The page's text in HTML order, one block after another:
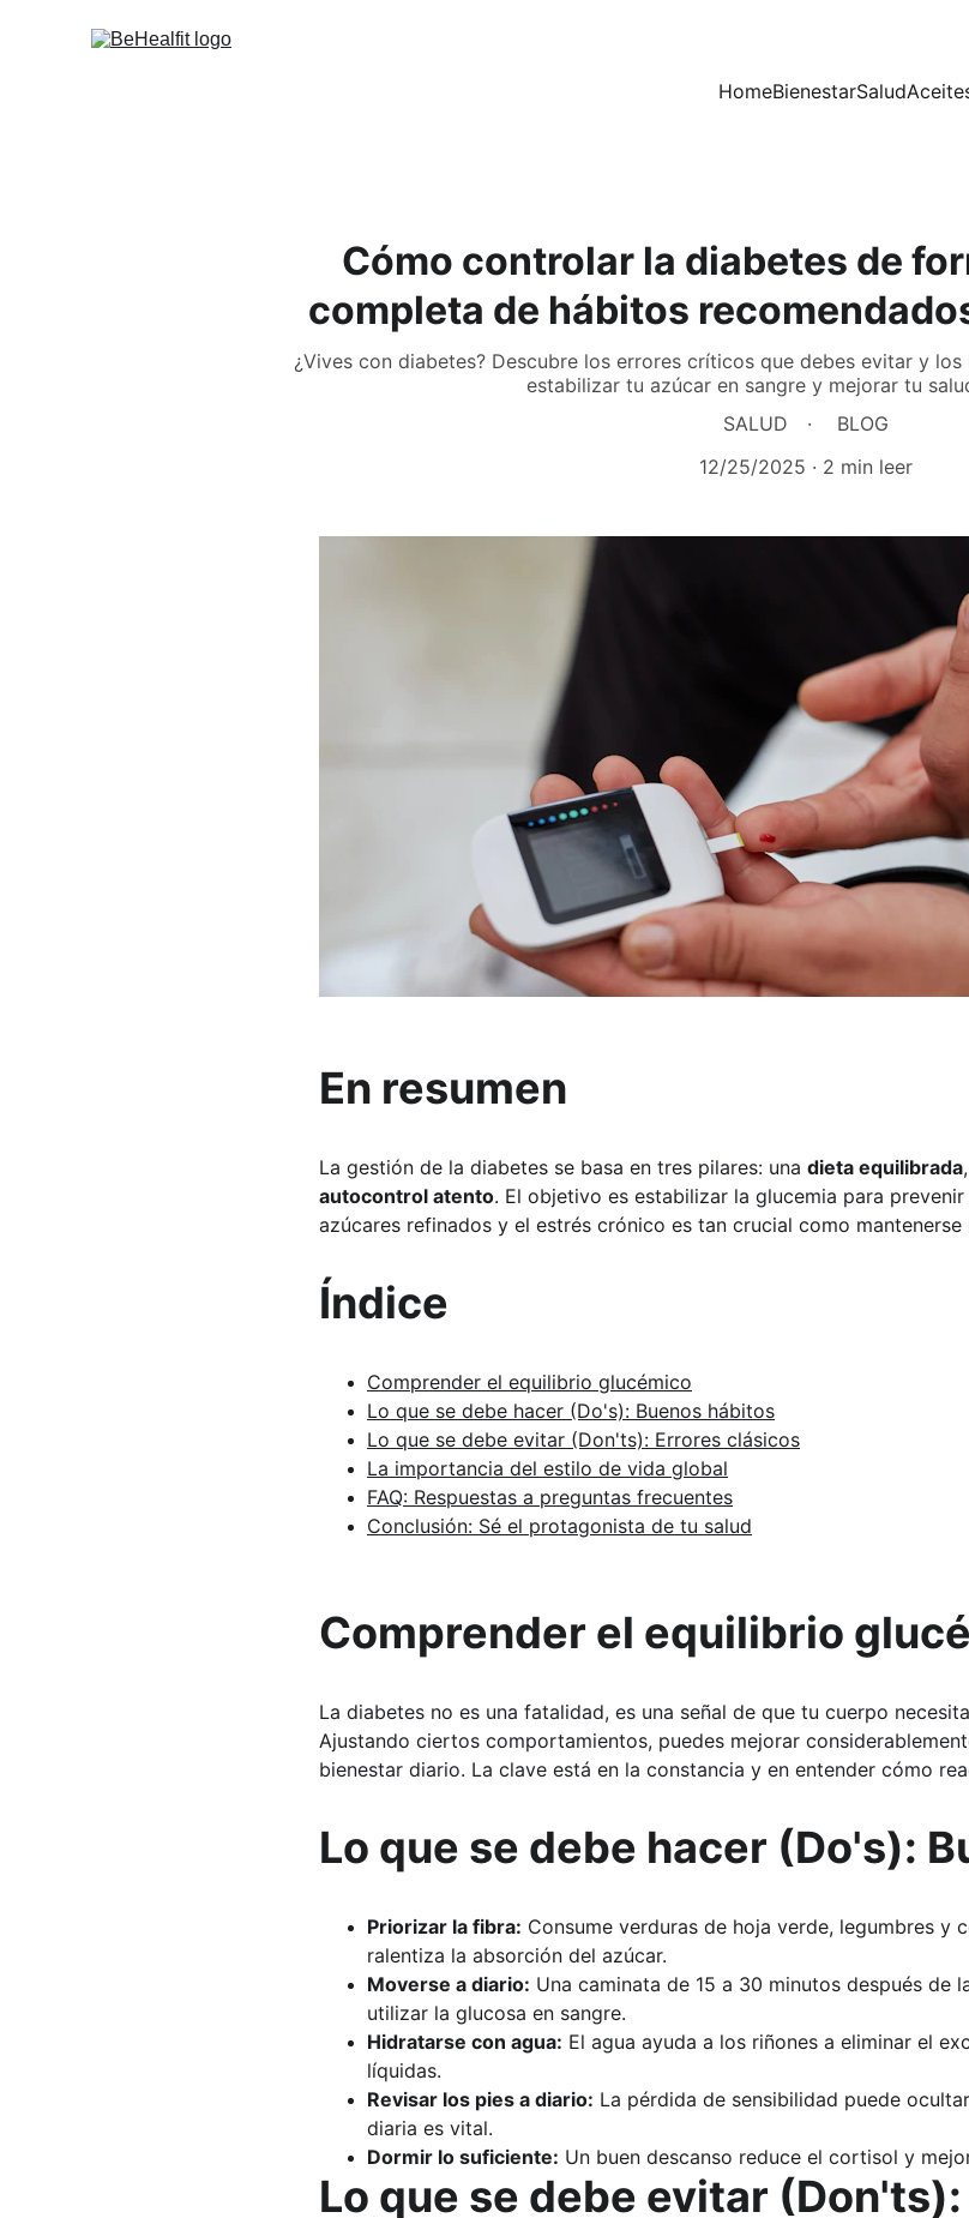
HomeBienestarSalud
Cómo controlar la diabetes de
completa de hábitos
¿Vives con diabetes? Descubre los errores críticos que debes evitar y
estabilizar tu azúcar en sangre y mejorar tu
SALUD
BLOG
12/25/2025
2 min leer
En resumen
La gestión de la diabetes se basa en tres pilares: una dieta equilibrada,
autocontrol atento. El objetivo es estabilizar la glucemia para
azúcares refinados y el estrés crónico es tan crucial como mantenerse
Índice
Comprender el equilibrio glucémico
Lo que se debe hacer (Do's): Buenos hábitos
Lo que se debe evitar (Don'ts): Errores clásicos
La importancia del estilo de vida global
FAQ: Respuestas a preguntas frecuentes
Conclusión: Sé el protagonista de tu salud
Comprender el equilibrio
La diabetes no es una fatalidad, es una señal de que tu cuerpo
Ajustando ciertos comportamientos, puedes mejorar
bienestar diario. La clave está en la constancia y en entender cómo
Lo que se debe hacer (Do's):
Priorizar la fibra: Consume verduras de hoja verde, legumbres y
ralentiza la absorción del azúcar.
Moverse a diario: Una caminata de 15 a 30 minutos después de
utilizar la glucosa en sangre.
Hidratarse con agua: El agua ayuda a los riñones a eliminar el
líquidas.
Revisar los pies a diario: La pérdida de sensibilidad puede
diaria es vital.
Dormir lo suficiente: Un buen descanso reduce el cortisol y
Lo que se debe evitar